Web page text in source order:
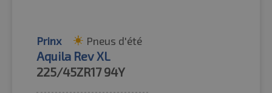
Prinx Pneus d'été
Aquila Rev XL
225/45ZR17 94Y